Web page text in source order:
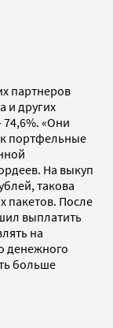
партнеров
и других
«Они
портфельные
На выкуп
такова
пакетов. После
выплатить
на
денежного
больше